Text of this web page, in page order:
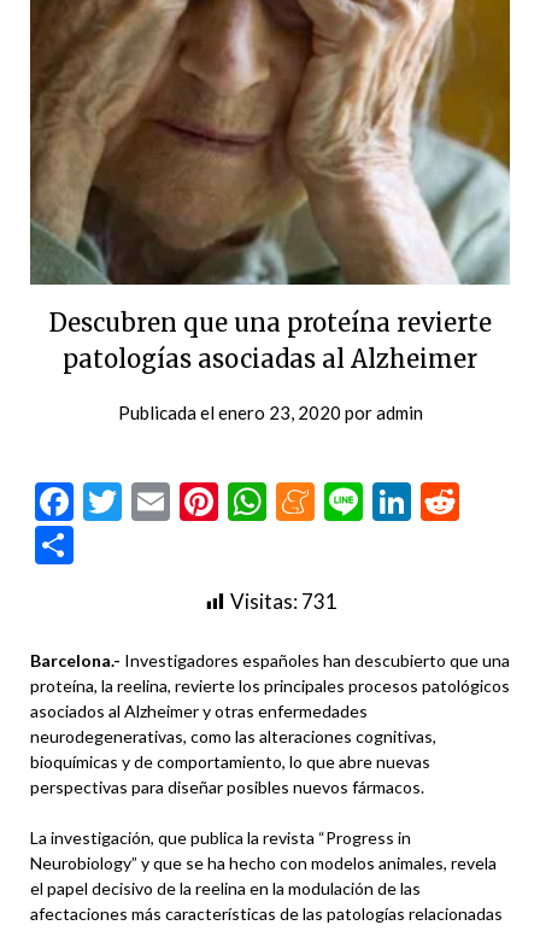
Descubren que una proteína revierte
patologías asociadas al Alzheimer
Publicada elenero 23, 2020 poradmin
Facebook
Twitter
EmailPinterest
WhatsApp
Meneame
Line
Visitas:731
Barcelona.- Investigadores españoles han descubierto que una
proteína, la reelina, revierte los principales procesos patológicos
asociados al Alzheimer y otras enfermedades
neurodegenerativas, como las alteraciones cognitivas,
bioquímicas y de comportamiento, lo que abre nuevas
perspectivas para diseñar posibles nuevos fármacos.
La investigación, que publica la revista “Progress in
Neurobiology” y que se ha hecho con modelos animales, revela
el papel decisivo de la reelina en la modulación de las
afectaciones más características de las patologías relacionadas